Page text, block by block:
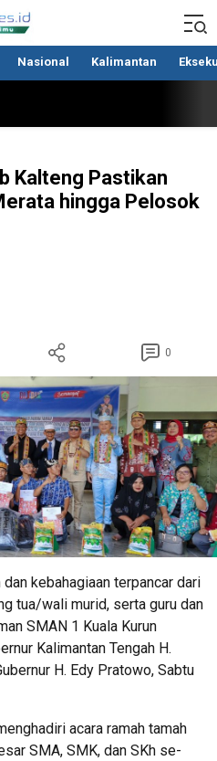
Nasional Kalimantan
Kalteng Pastikan
hingga Pelosok
0
kebahagiaan terpancar dari
tua/wali murid, serta guru dan
SMAN 1 Kuala Kurun
Kalimantan Tengah H.
H. Edy Pratowo, Sabtu
acara ramah tamah
SMA, SMK, dan SKh se-